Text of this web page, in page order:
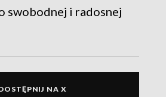
swobodnej i radosnej
NA X